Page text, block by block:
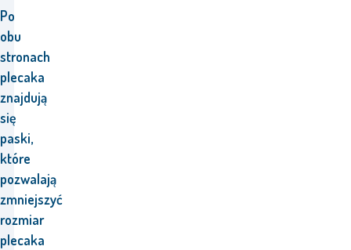
Po
obu
stronach
plecaka
znajdują
się
paski,
które
pozwalają
zmniejszyć
rozmiar
plecaka